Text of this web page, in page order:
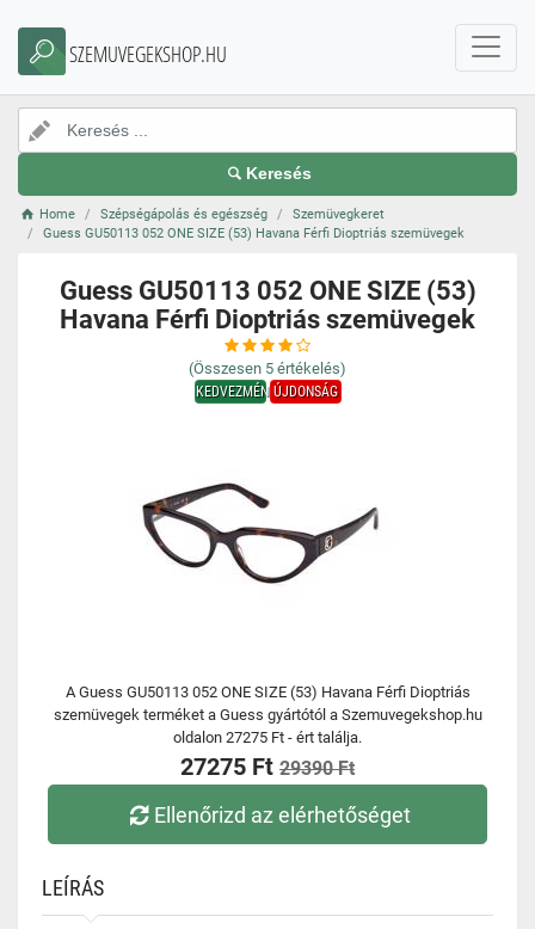
SZEMUVEGEKSHOP.HU
Keresés
Home Szépségápolás és egészség
Szemüvegkeret
Guess GU50113 052 ONE SIZE (53) Havana Férfi Dioptriás szemüvegek
Guess GU50113 052 ONE SIZE (53)
Havana Férfi Dioptriás szemüvegek
(Összesen 5 értékelés)
KEDVEZMÉNYÚJDONSÁG
A Guess GU50113 052 ONE SIZE (53) Havana Férfi Dioptriás
szemüvegek terméket a Guess gyártótól a Szemuvegekshop.hu
oldalon 27275 Ft - ért találja.
27275 Ft 29390 Ft
Ellenőrizd az elérhetőséget
LEÍRÁS